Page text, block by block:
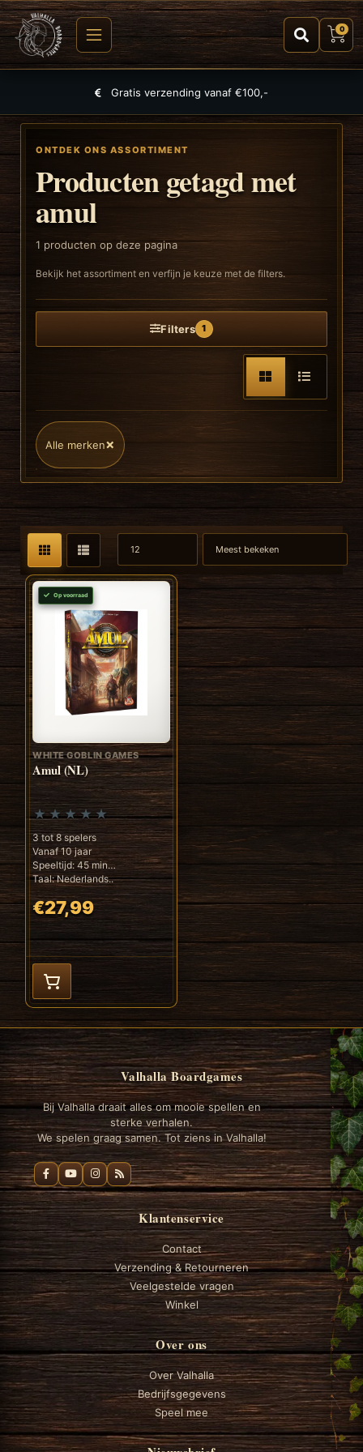
0
Gratis verzending vanaf €100,-
ONTDEK ONS ASSORTIMENT
Producten getagd met
amul
1 producten op deze pagina
Bekijk het assortiment en verfijn je keuze met de filters.
Filters 1
Alle merken×
Op voorraad
WHITE GOBLIN GAMES
Amul (NL)
3 tot 8 spelers
Vanaf 10 jaar
Speeltijd: 45 min
Taal: Nederlands..
€27,99
Valhalla Boardgames
Bij Valhalla draait alles om mooie spellen en
sterke verhalen.
We spelen graag samen. Tot ziens in Valhalla!
Klantenservice
Contact
Verzending & Retourneren
Veelgestelde vragen
Winkel
Over ons
Over Valhalla
Bedrijfsgegevens
Speel mee